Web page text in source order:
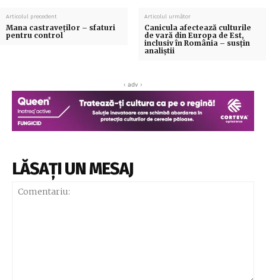
Articolul precedent
Mana castraveților – sfaturi
pentru control
Articolul următor
Canicula afectează culturile
de vară din Europa de Est,
inclusiv în România – susțin
analiștii
‹ adv ›
LĂSAȚI UN MESAJ